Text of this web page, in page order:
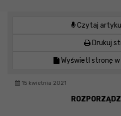
Czytaj
Drukuj
Wyświetl stronę w
15 kwietnia 2021